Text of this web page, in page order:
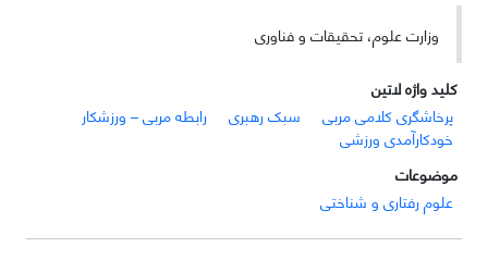
وزارت علوم، تحقیقات و فناوری
کلید واژه لاتین
پرخاشگری کلامی مربی
سبک رهبری
رابطه مربی – ورزشکار
خودکارآمدی ورزشی
موضوعات
علوم رفتاری و شناختی